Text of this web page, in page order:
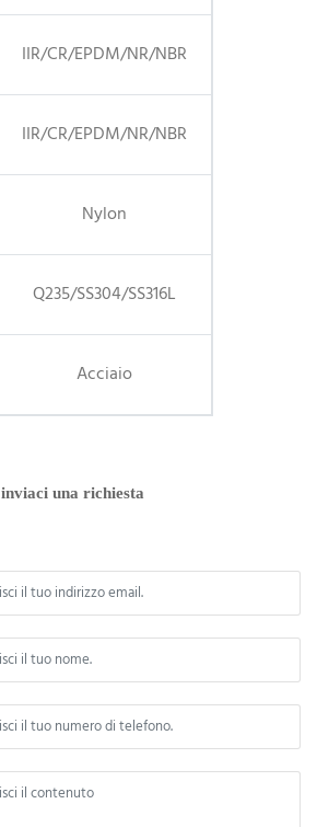
IIR/CR/EPDM/NR/NBR
IIR/CR/EPDM/NR/NBR
Nylon
Q235/SS304/SS316L
Acciaio
inviaci una richiesta